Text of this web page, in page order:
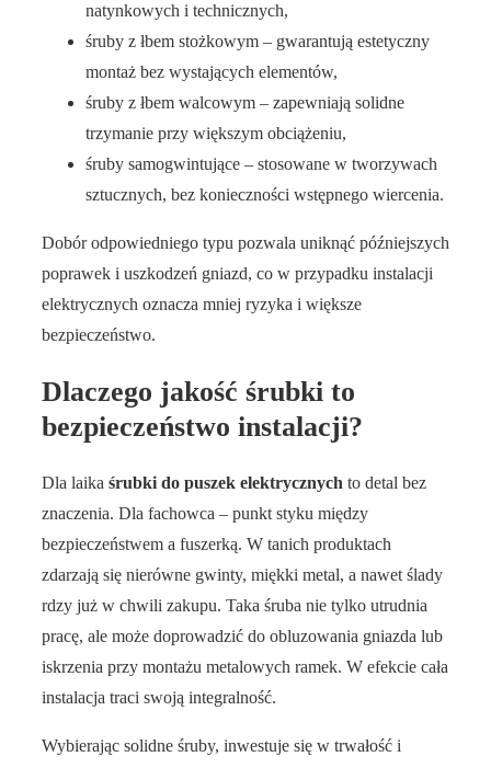
natynkowych i technicznych,
śruby z łbem stożkowym – gwarantują estetyczny
montaż bez wystających elementów,
śruby z łbem walcowym – zapewniają solidne
trzymanie przy większym obciążeniu,
śruby samogwintujące – stosowane w tworzywach
sztucznych, bez konieczności wstępnego wiercenia.
Dobór odpowiedniego typu pozwala uniknąć późniejszych
poprawek i uszkodzeń gniazd, co w przypadku instalacji
elektrycznych oznacza mniej ryzyka i większe
bezpieczeństwo.
Dlaczego jakość śrubki to
bezpieczeństwo instalacji?
Dla laika śrubki do puszek elektrycznych to detal bez
znaczenia. Dla fachowca – punkt styku między
bezpieczeństwem a fuszerką. W tanich produktach
zdarzają się nierówne gwinty, miękki metal, a nawet ślady
rdzy już w chwili zakupu. Taka śruba nie tylko utrudnia
pracę, ale może doprowadzić do obluzowania gniazda lub
iskrzenia przy montażu metalowych ramek. W efekcie cała
instalacja traci swoją integralność.
Wybierając solidne śruby, inwestuje się w trwałość i